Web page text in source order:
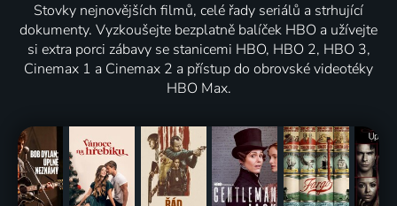
Stovky nejnovějších filmů, celé řady seriálů a strhující
dokumenty. Vyzkoušejte bezplatně balíček HBO a užívejte
si extra porci zábavy se stanicemi HBO, HBO 2, HBO 3,
Cinemax 1 a Cinemax 2 a přístup do obrovské videotéky
HBO Max.